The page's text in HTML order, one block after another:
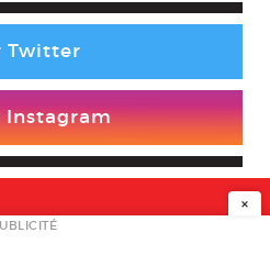
Twitter
Instagram
×